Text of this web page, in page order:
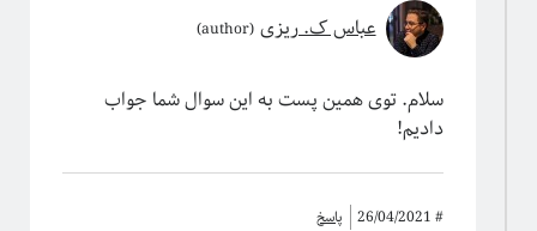
عباس ک. ریزی
سلام. توی همین پست به این سوال شما جواب
دادیم!
#
26/04/2021 پاسخ